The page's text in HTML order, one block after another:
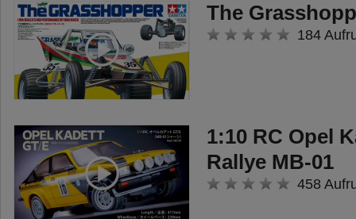
Passend zum robusten
Erscheinungsbild sind am
Stoßfänger spezielle Schutzgitter
für die Lichtanlage angebracht.
Mit dem 667 mm langen und rund
4 kg schweren Bausatzmodell
lassen sich beeindruckende
Gespanne zusammenstellen.
The
184
1:10 RC Opel
Rallye MB-01
458